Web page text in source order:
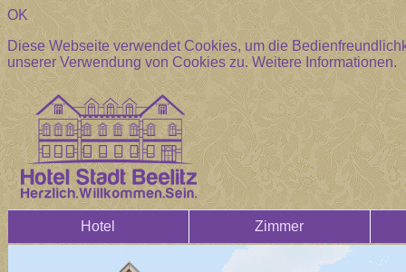
OK
Diese Webseite verwendet Cookies, um die
unserer Verwendung von Cookies zu.Weitere Informationen.
Hotel Zimmer